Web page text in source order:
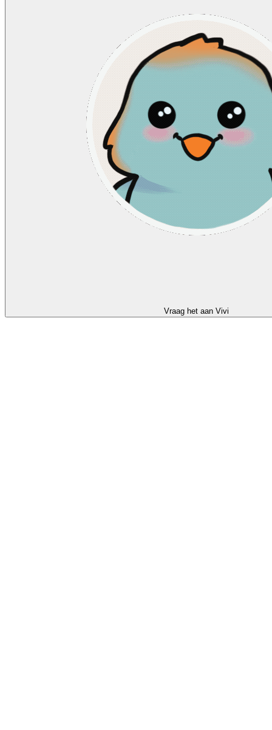
Vraag het aan Vivi